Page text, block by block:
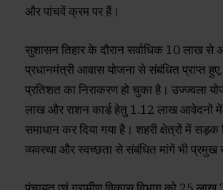
और पांचवें क्रम पर हैं।
सुशासन तिहार के दौरान सर्वाधिक 10 लाख
प्रधानमंत्री आवास योजना से संबंधित प्राप्त
प्रतिशत का निराकरण हो चुका है। उज्ज्वला
लाख और राशन कार्ड हेतु 1.12 लाख आवेदनों
समाधान कर दिया गया है। शहरी क्षेत्रों में सड़क
व्यवस्था और स्वच्छता से संबंधित मांगें भी प्रमुख